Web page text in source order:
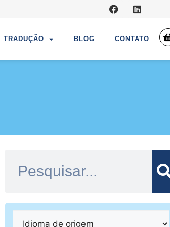
TRADUÇÃO BLOG CONTATO